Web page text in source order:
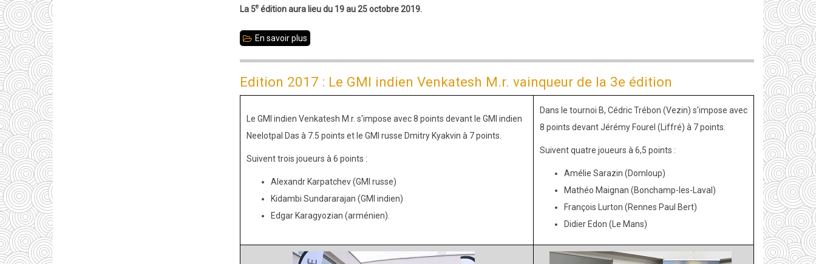
La 5eédition aura lieu du 19 au 25 octobre 2019.
En savoir plus
:
MI
hollandais
Dharma
édition
Edition 2017 : Le GMI indien Venkatesh M.r. vainqueur de la 3e édition
Le GMI indien Venkatesh M.r. s'impose avec 8 points devant le GMI indien
Neelotpal Das à 7.5 points et le GMI russe Dmitry Kyakvin à 7 points.
Suivent trois joueurs à 6 points :
Alexandr Karpatchev (GMI russe)
Kidambi Sundararajan (GMI indien)
Edgar Karagyozian (arménien).
Dans le tournoi B, Cédric Trébon (Vezin) s'impose avec
8 points devant Jérémy Fourel (Liffré) à 7 points.
Suivent quatre joueurs à 6,5 points :
Amélie Sarazin (Domloup)
Mathéo Maignan (Bonchamp-les-Laval)
François Lurton (Rennes Paul Bert)
Didier Edon (Le Mans)